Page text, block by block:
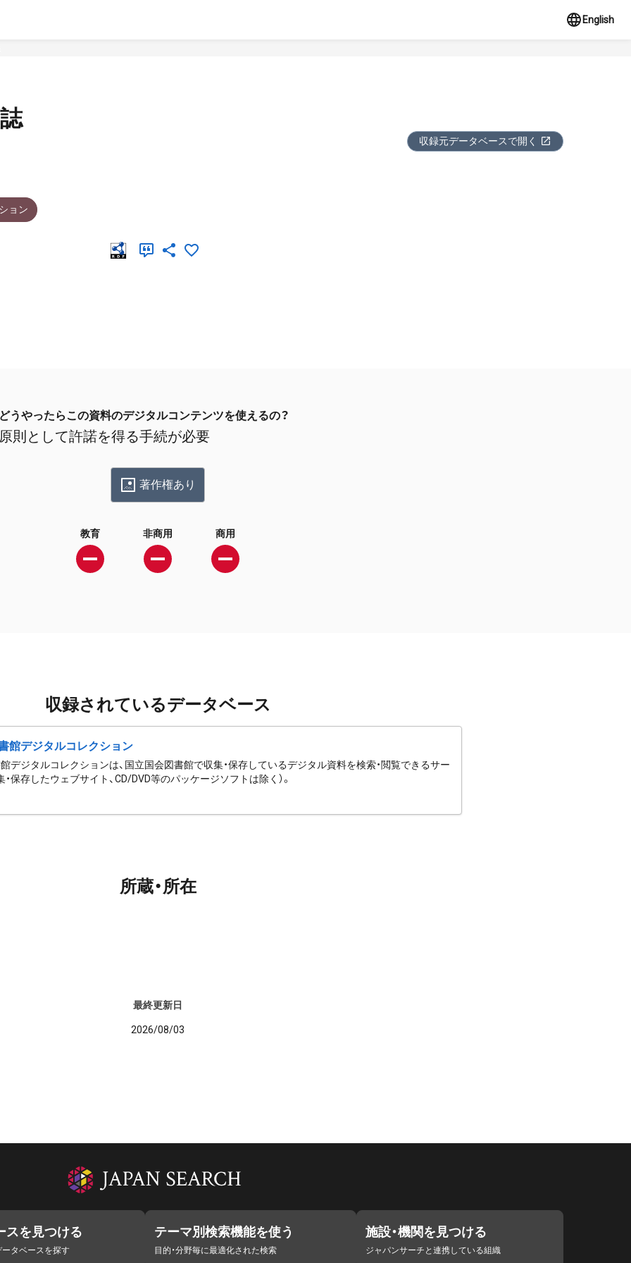
English
収録元データベースで開く
ョン
どうやったらこの資料のデジタルコンテンツを使えるの？
原則として許諾を得る手続が必要
著作権あり
教育 非商用 商用
収録されているデータベース
館デジタルコレクション
デジタルコレクションは、国立国会図書館で収集・保存しているデジタル資料を検索・閲覧できるサー
・保存したウェブサイト、CD/DVD等のパッケージソフトは除く）。
所蔵・所在
最終更新日
2026/08/03
スを見つける
タベースを探す
テーマ別検索機能を使う
目的・分野毎に最適化された検索
施設・機関を見つける
ジャパンサーチと連携している組織